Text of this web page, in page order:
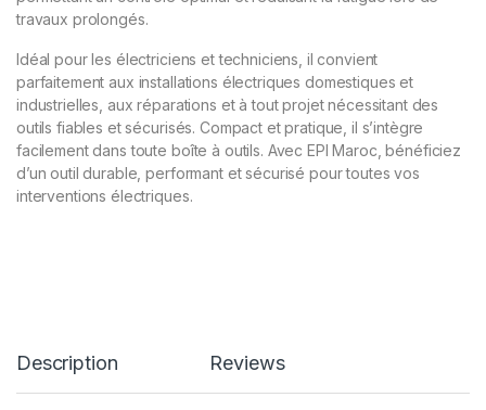
travaux prolongés.
Idéal pour les électriciens et techniciens, il convient
parfaitement aux installations électriques domestiques et
industrielles, aux réparations et à tout projet nécessitant des
outils fiables et sécurisés. Compact et pratique, il s’intègre
facilement dans toute boîte à outils. Avec EPI Maroc, bénéficiez
d’un outil durable, performant et sécurisé pour toutes vos
interventions électriques.
Description Reviews